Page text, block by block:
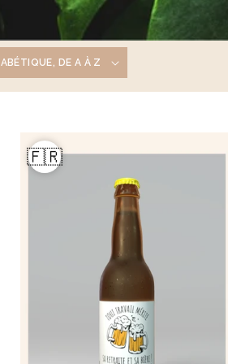
Carnet A5 160 pages en
Lucien
à partir de2,1 €
🇫🇷